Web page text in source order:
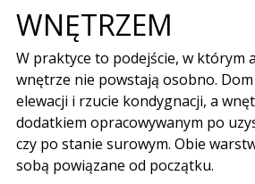
WNĘTRZEM
W praktyce to podejście, w którym
wnętrze nie powstają osobno.
elewacji i rzucie kondygnacji, a
dodatkiem opracowywanym po
czy po stanie surowym. Obie
sobą powiązane od początku.